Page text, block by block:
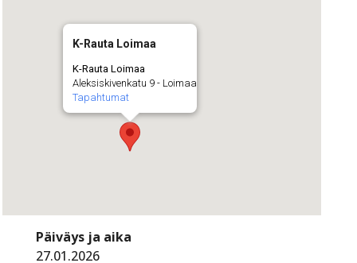
K-Rauta Loimaa
K-Rauta Loimaa
Aleksiskivenkatu 9 - Loimaa
Tapahtumat
Päiväys ja aika
27.01.2026